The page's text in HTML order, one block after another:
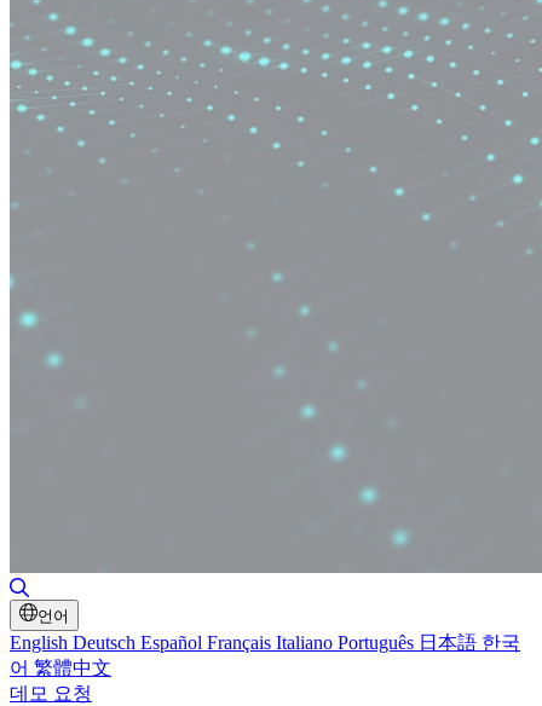
언어
English Deutsch Español Français Italiano Português 日本語 한국
어 繁體中文
데모 요청